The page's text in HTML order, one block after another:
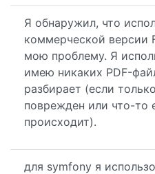
Я обнаружил, что
коммерческой версии
мою проблему. Я
имею никаких PDF-
разбирает (если
поврежден или что-то
происходит).
для symfony я